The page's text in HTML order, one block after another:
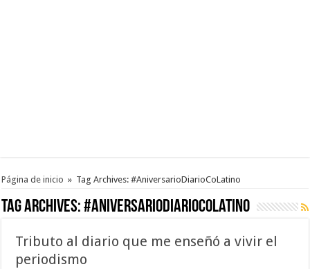
Página de inicio » Tag Archives: #AniversarioDiarioCoLatino
Tag Archives:#AniversarioDiarioCoLatino
Tributo al diario que me enseñó a vivir el
periodismo